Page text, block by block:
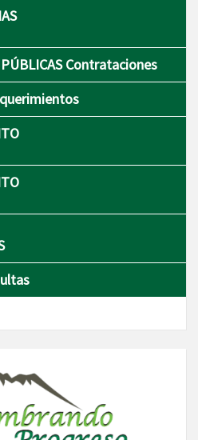
PÚBLICAS Contrataciones